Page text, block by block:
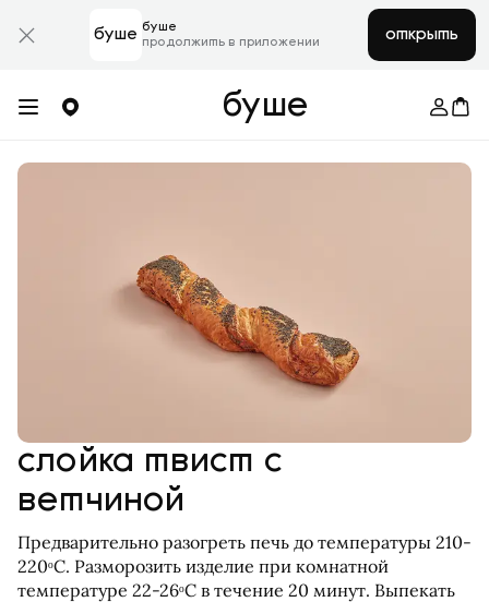
буше буше
продолжить в приложении
открыть
буше
слойка твист с
ветчиной
Предварительно разогреть печь до температуры 210-
220ᵒС. Разморозить изделие при комнатной
температуре 22-26ᵒС в течение 20 минут. Выпекать